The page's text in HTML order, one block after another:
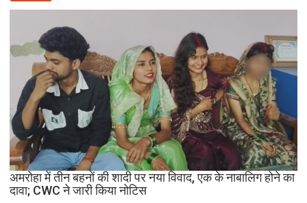
दिल्ली
रेड,
₹25
लाख
रंगदारी
गैंग
गिरफ्तार
अमरोहा में तीन बहनों की शादी पर नया विवाद, एक के नाबालिग होने का
दावा; CWC ने जारी किया नोटिस